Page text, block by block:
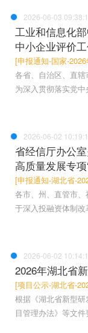
2026-06-03
工业和信息化
中小企业评价
[申报通知-国家-2026
各省、自治区、直辖
为深入贯彻落实党
2026-06-02
省经信厅办公
高质量发展专
[申报通知-湖北省-
各市、州、直管市
于深入投融资体制
2026-06-02
2026年湖北省
[项目公示-湖北省-
根据《湖北省新型
目管理办法》等文